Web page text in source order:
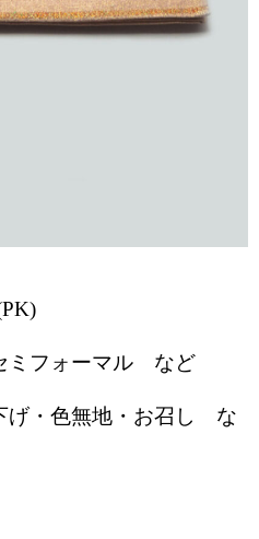
ミフォーマル など
げ・色無地・お召し な